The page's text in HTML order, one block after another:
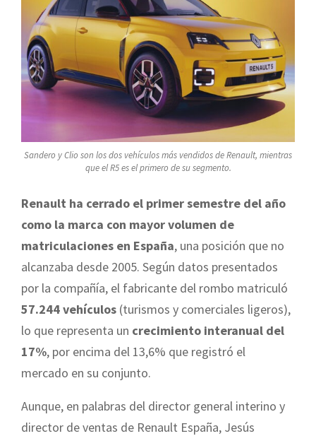
Sandero y Clio son los dos vehículos más vendidos de Renault, mientras
que el R5 es el primero de su segmento.
Renault ha cerrado el primer semestre del año
como la marca con mayor volumen de
matriculaciones en España, una posición que no
alcanzaba desde 2005. Según datos presentados
por la compañía, el fabricante del rombo matriculó
57.244 vehículos (turismos y comerciales ligeros),
lo que representa un crecimiento interanual del
17%, por encima del 13,6% que registró el
mercado en su conjunto.
Aunque, en palabras del director general interino y
director de ventas de Renault España, Jesús